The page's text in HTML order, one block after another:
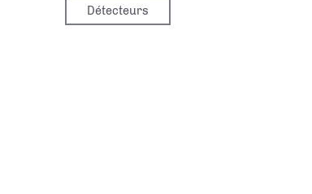
Détecteurs